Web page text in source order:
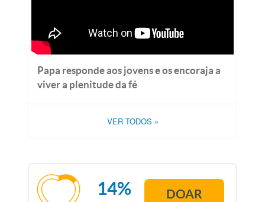
Papa responde aos jovens e os encoraja a
viver a plenitude da fé
VER TODOS »
14% DOAR